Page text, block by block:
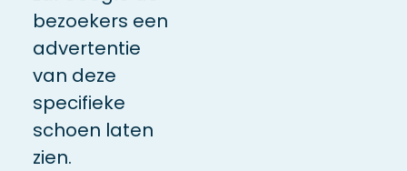
bezoekers een
advertentie
van deze
specifieke
schoen laten
zien.